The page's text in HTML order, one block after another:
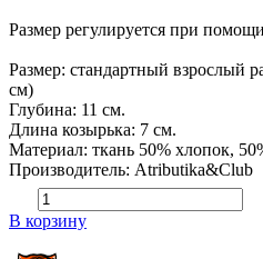
Размер регулируется при
Размер: стандартный взрослый
см)
Глубина: 11 см.
Длина козырька: 7 см.
Материал: ткань 50% хлопок,
Производитель: Atributika&Club
В корзину